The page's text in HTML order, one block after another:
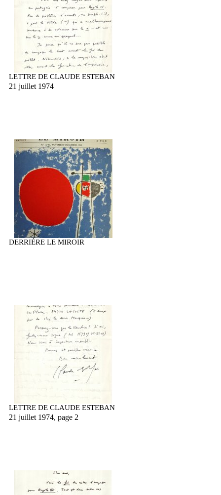
LETTRE DE CLAUDE ESTEBAN
21 juillet 1974
DERRIÈRE LE MIROIR
LETTRE DE CLAUDE ESTEBAN
21 juillet 1974, page 2